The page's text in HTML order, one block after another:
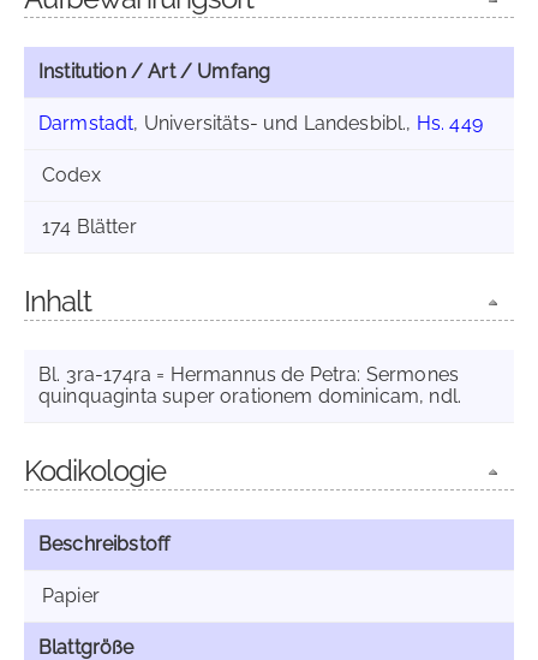
Institution / Art / Umfang
Darmstadt, Universitäts- und Landesbibl., Hs. 449
Codex
174 Blätter
Inhalt
Bl. 3ra-174ra = Hermannus de Petra: Sermones
quinquaginta super orationem dominicam, ndl.
Kodikologie
Beschreibstoff
Papier
Blattgröße